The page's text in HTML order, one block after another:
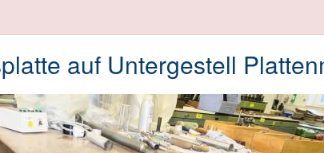
auf Untergestell